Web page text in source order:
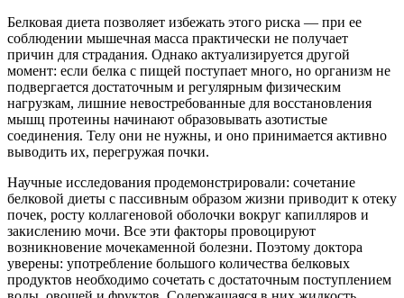
Белковая диета позволяет избежать этого риска — при ее
соблюдении мышечная масса практически не получает
причин для страдания. Однако актуализируется другой
момент: если белка с пищей поступает много, но организм не
подвергается достаточным и регулярным физическим
нагрузкам, лишние невостребованные для восстановления
мышц протеины начинают образовывать азотистые
соединения. Телу они не нужны, и оно принимается активно
выводить их, перегружая почки.
Научные исследования продемонстрировали: сочетание
белковой диеты с пассивным образом жизни приводит к отеку
почек, росту коллагеновой оболочки вокруг капилляров и
закислению мочи. Все эти факторы провоцируют
возникновение мочекаменной болезни. Поэтому доктора
уверены: употребление большого количества белковых
продуктов необходимо сочетать с достаточным поступлением